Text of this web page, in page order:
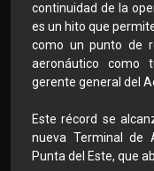
continuidad de la
es un hito que
como un punto de
aeronáutico como
gerente general del
Este récord se
nueva Terminal de
Punta del Este, que